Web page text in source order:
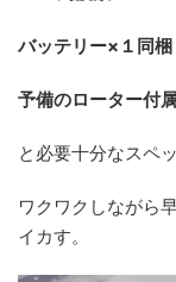
バッテリー×１同梱
予備のローター付
と必要十分なスペ
ワクワクしながら
イカす。